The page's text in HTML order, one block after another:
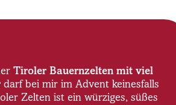
Tiroler Bauernzelten mit viel
darf bei mir im Advent keinesfalls
Zelten ist ein würziges, süßes